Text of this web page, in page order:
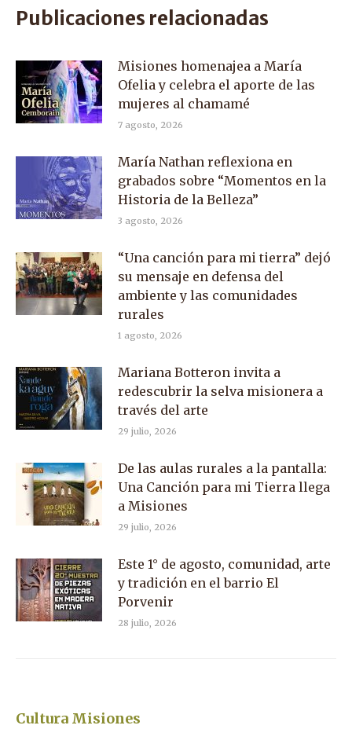
Publicaciones relacionadas
Misiones homenajea a María
Ofelia y celebra el aporte de las
mujeres al chamamé
7 agosto, 2026
María Nathan reflexiona en
grabados sobre “Momentos en la
Historia de la Belleza”
3 agosto, 2026
“Una canción para mi tierra” dejó
su mensaje en defensa del
ambiente y las comunidades
rurales
1 agosto, 2026
Mariana Botteron invita a
redescubrir la selva misionera a
través del arte
29 julio, 2026
De las aulas rurales a la pantalla:
Una Canción para mi Tierra llega
a Misiones
29 julio, 2026
Este 1° de agosto, comunidad, arte
y tradición en el barrio El
Porvenir
28 julio, 2026
Cultura Misiones